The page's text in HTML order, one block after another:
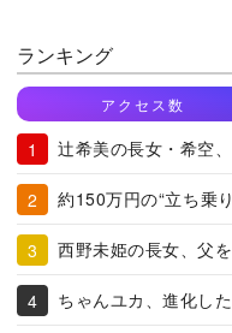
ランキング
アクセス数
辻希美の長女・希空
約150万円の“立ち乗
西野未姫の長女、父
ちゃんユカ、進化し